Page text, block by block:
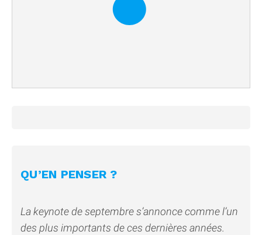
QU’EN PENSER ?
La keynote de septembre s’annonce comme l’un
des plus importants de ces dernières années.